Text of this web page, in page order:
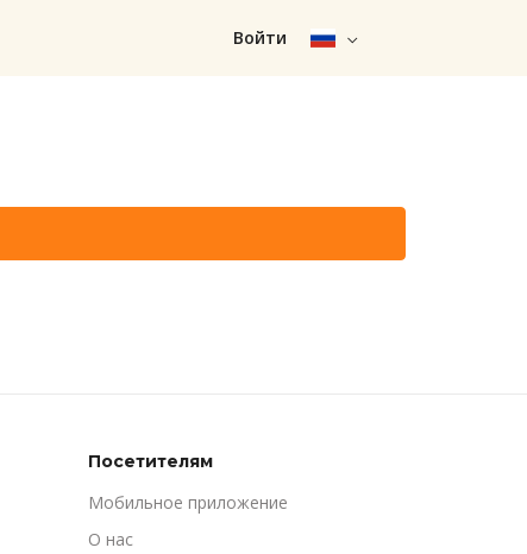
Войти
Посетителям
Мобильное приложение
О нас